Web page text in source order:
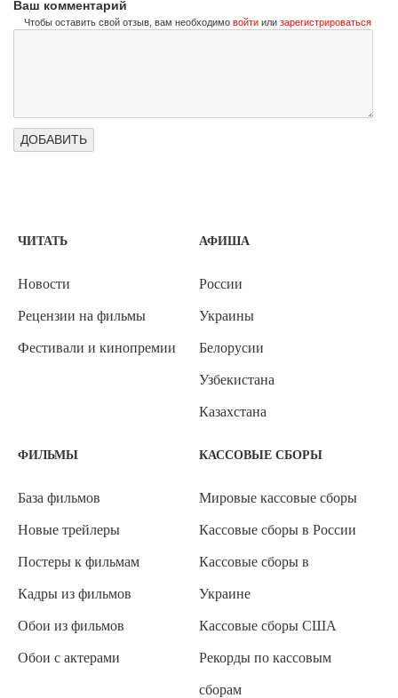
Ваш комментарий
Чтобы оставить свой отзыв, вам необходимо войти или зарегистрироваться
ЧИТАТЬ
Новости
Рецензии на фильмы
Фестивали и кинопремии
АФИША
России
Украины
Белорусии
Узбекистана
Казахстана
ФИЛЬМЫ
База фильмов
Новые трейлеры
Постеры к фильмам
Кадры из фильмов
Обои из фильмов
Обои с актерами
КАССОВЫЕ СБОРЫ
Мировые кассовые сборы
Кассовые сборы в России
Кассовые сборы в
Украине
Кассовые сборы США
Рекорды по кассовым
сборам